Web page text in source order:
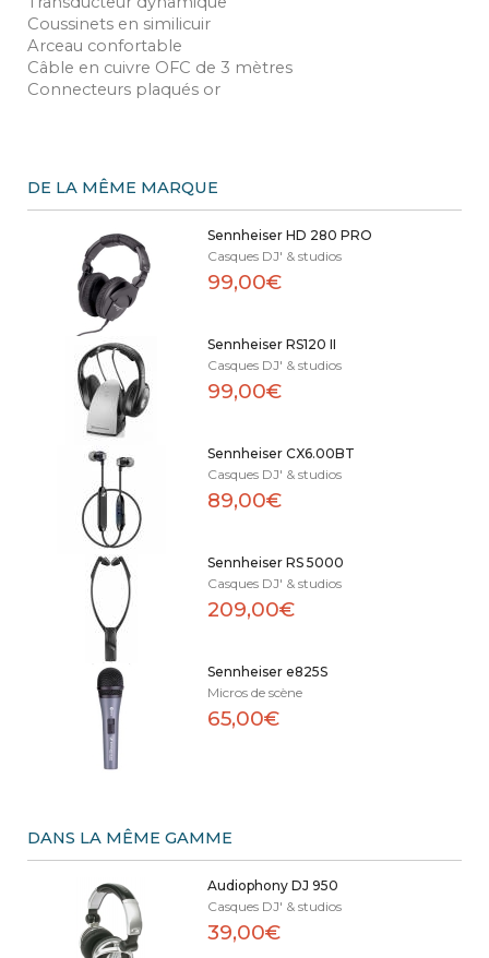
Coussinets en similicuir
Arceau confortable
Câble en cuivre OFC de 3 mètres
Connecteurs plaqués or
DE LA MÊME MARQUE
Sennheiser HD 280 PRO
Casques DJ' & studios
99,00€
Sennheiser RS120 II
Casques DJ' & studios
99,00€
Sennheiser CX6.00BT
Casques DJ' & studios
89,00€
Sennheiser RS 5000
Casques DJ' & studios
209,00€
Sennheiser e825S
Micros de scène
65,00€
DANS LA MÊME GAMME
Audiophony DJ 950
Casques DJ' & studios
39,00€